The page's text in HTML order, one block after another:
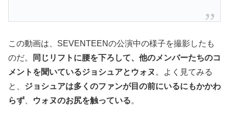
この動画は、SEVENTEENの公演中の様子を撮影したも
のだ。
同じリフトに腰を下ろして、他のメンバーたちのコ
メントを聞いているジョシュアとウォヌ 。よく見てみる
と、 ジョシュアは多くのファンが目の前にいるにもかかわ
らず
ウォヌのお尻を触っている。